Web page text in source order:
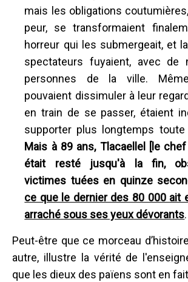
mais les obligations
peur, se transformaient
horreur qui les submergeait, et
spectateurs fuyaient, avec de
personnes de la ville.
pouvaient dissimuler à leur
en train de se passer, étaient
supporter plus longtemps toute
Mais à 89 ans, Tlacaellel [le chef
était resté jusqu'à la fin,
victimes tuées en quinze
ce que le dernier des 80 000 ait
arraché sous ses yeux dévorants
Peut-être que ce morceau
autre, illustre la vérité de
que les dieux des païens sont en